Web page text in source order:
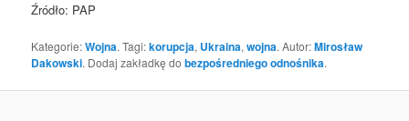
Źródło: PAP
Kategorie:Wojna. Tagi:korupcja, Ukraina,wojna. Autor:Mirosław
Dakowski. Dodaj zakładkę dobezpośredniego odnośnika.